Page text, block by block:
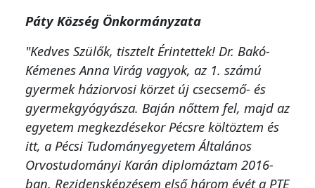
Páty Község Önkormányzata
"Kedves Szülők, tisztelt Érintettek! Dr. Bakó-
Kémenes Anna Virág vagyok, az 1. számú
gyermek háziorvosi körzet új csecsemő- és
gyermekgyógyásza. Baján nőttem fel, majd az
egyetem megkezdésekor Pécsre költöztem és
itt, a Pécsi Tudományegyetem Általános
Orvostudományi Karán diplomáztam 2016-
ban. Rezidensképzésem első három évét a PTE